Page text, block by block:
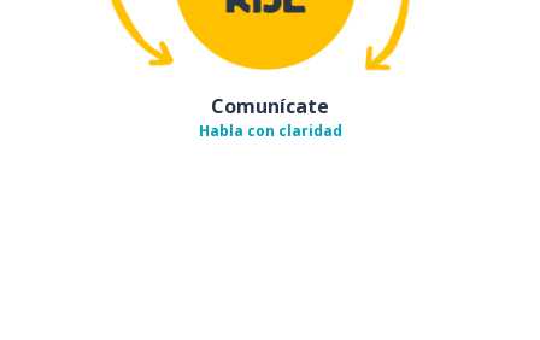
Comunícate
Habla con claridad